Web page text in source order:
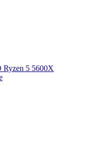
Ryzen 5 5600X